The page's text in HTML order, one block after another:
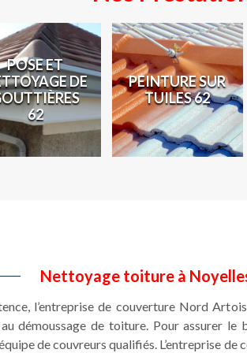
PEINTURE SUR
TUILES 62
DE FAÇADES
Nettoyage toiture à
l’entreprise de couverture Nord
démoussage de toiture. Pour assurer le
de couvreurs qualifiés. L’entreprise